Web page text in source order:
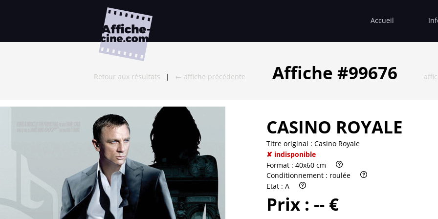
Accueil
Retour aux résultats | ← affiche précédente Affiche #99676
CASINO ROYALE
Titre original : Casino Royale
✘ indisponible
Format : 40x60 cm
Conditionnement : roulée
Etat : A
Prix : -- €